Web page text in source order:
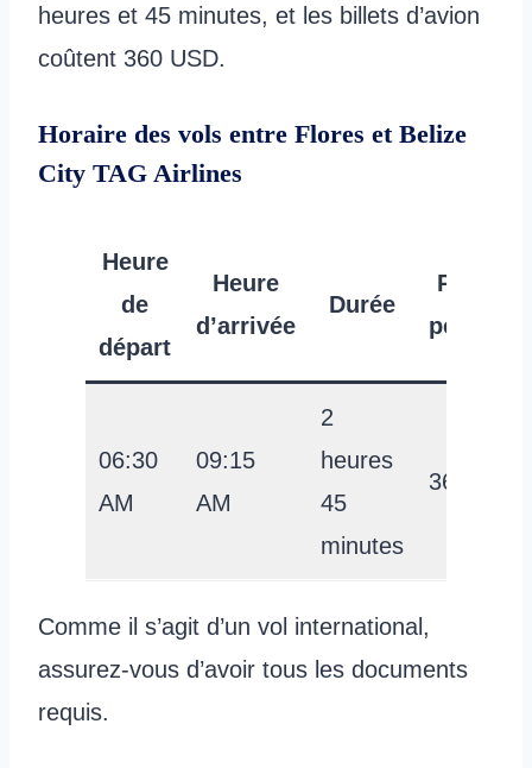
heures et 45 minutes, et les billets d’avion
coûtent 360 USD.
Horaire des vols entre Flores et Belize
City TAG Airlines
Heure
de
départ
Heure
d’arrivée
Durée
Prix par
06:30
AM
09:15
AM
2
heures
45
minutes
360 USD
Comme il s’agit d’un vol international,
assurez-vous d’avoir tous les documents
requis.